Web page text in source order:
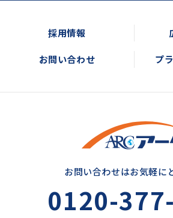
採用情報
お問い合わせ プ
お問い合わせはお気軽に
0120-